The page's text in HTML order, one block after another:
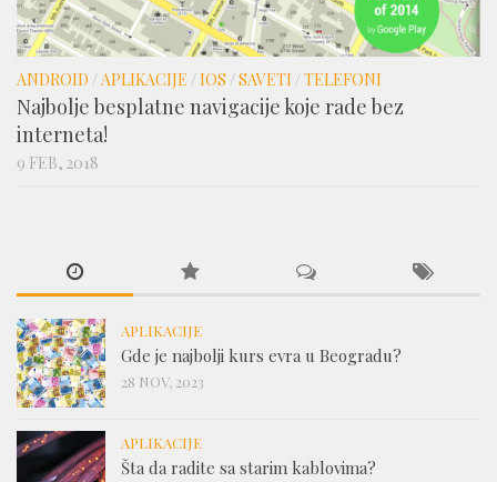
ANDROID /APLIKACIJE /IOS /SAVETI /TELEFONI
Najbolje besplatne navigacije koje rade bez
interneta!
9 FEB, 2018
APLIKACIJE
Gde je najbolji kurs evra u Beogradu?
28 NOV, 2023
APLIKACIJE
Šta da radite sa starim kablovima?